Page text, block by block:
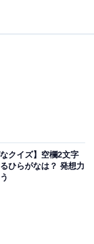
なクイズ】空欄2文字
ひらがなは？ 発想力